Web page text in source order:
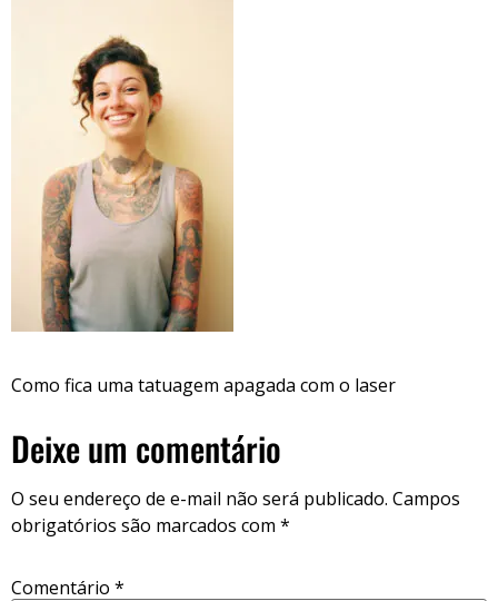
Como fica uma tatuagem apagada com o laser
Deixe um comentário
O seu endereço de e-mail não será publicado. Campos
obrigatórios são marcados com *
Comentário *